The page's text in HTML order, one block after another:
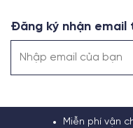
Đăng ký nhận email
Miễn phí vận